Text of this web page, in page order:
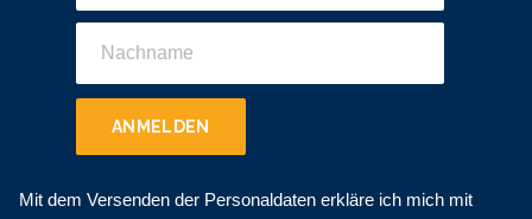
ANMELDEN
Mit dem Versenden der Personaldaten erkläre ich mich mit